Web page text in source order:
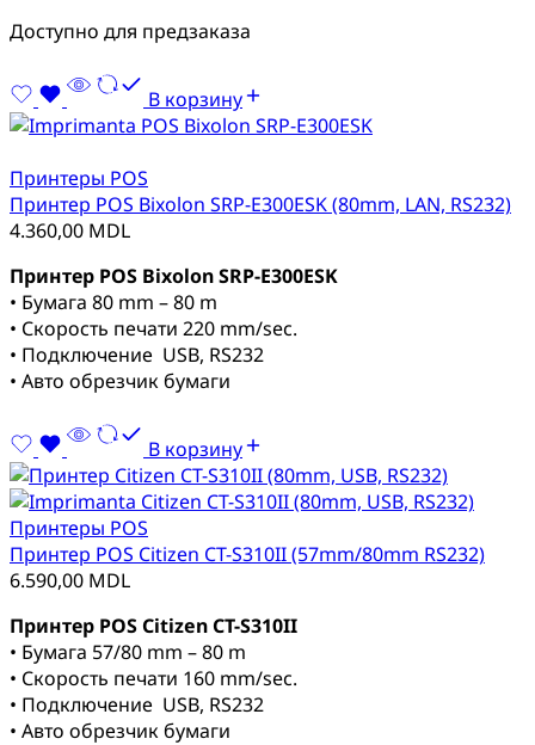
Доступно для предзаказа
В корзину
Принтеры POS
Принтер POS Bixolon SRP-E300ESK (80mm, LAN, RS232)
4.360,00 MDL
Принтер POS Bixolon SRP-E300ESK
• Бумага 80 mm – 80 m
• Скорость печати 220 mm/sec.
• Подключение USB, RS232
• Авто обрезчик бумаги
В корзину
Принтеры POS
Принтер POS Citizen CT-S310II (57mm/80mm RS232)
6.590,00 MDL
Принтер POS Citizen CT-S310II
• Бумага 57/80 mm – 80 m
• Скорость печати 160 mm/sec.
• Подключение USB, RS232
• Авто обрезчик бумаги